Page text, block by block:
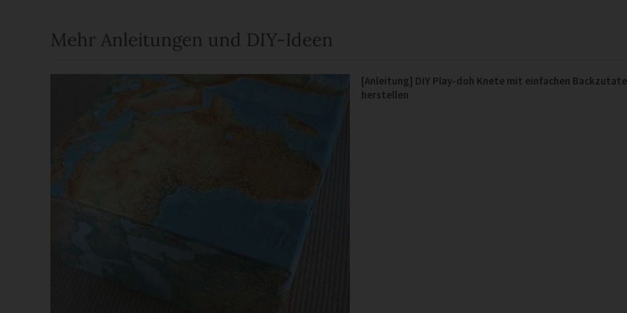
Mehr Anleitungen und DIY-Ideen
[Anleitung] DIY Play-doh Knete mit einfachen
herstellen